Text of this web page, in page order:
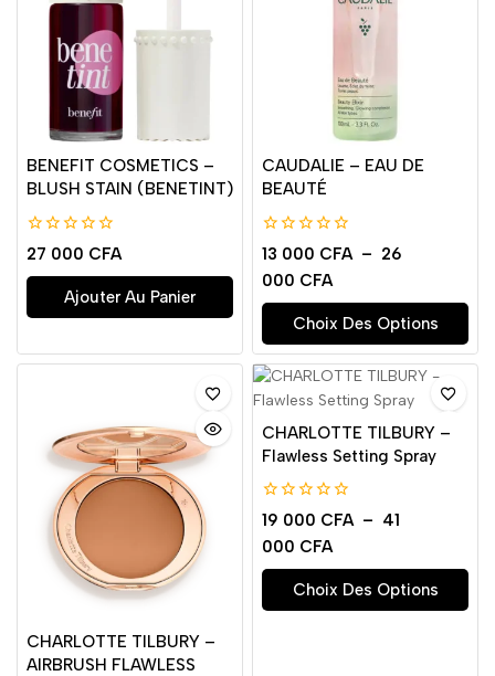
BENEFIT COSMETICS –
BLUSH STAIN (BENETINT)
0
de
5
27 000 CFA
Ajouter Au Panier
CAUDALIE – EAU DE
BEAUTÉ
0
de
5
13 000 CFA – 26
000 CFA
Choix Des Options
CHARLOTTE TILBURY –
AIRBRUSH FLAWLESS
CHARLOTTE TILBURY –
Flawless Setting Spray
0
de
5
19 000 CFA – 41
000 CFA
Choix Des Options